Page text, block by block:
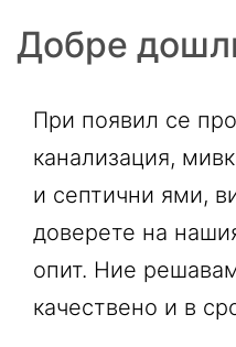
Добре
При появил се
канализация,
и септични ями,
доверете на
опит. Ние
качествено и в